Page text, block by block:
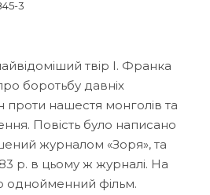
3
твір І. Франка
боротьбу давніх
проти нашестя монголів та
Повість було написано
журналом «Зоря», та
р. в цьому ж журналі. На
однойменний фільм.